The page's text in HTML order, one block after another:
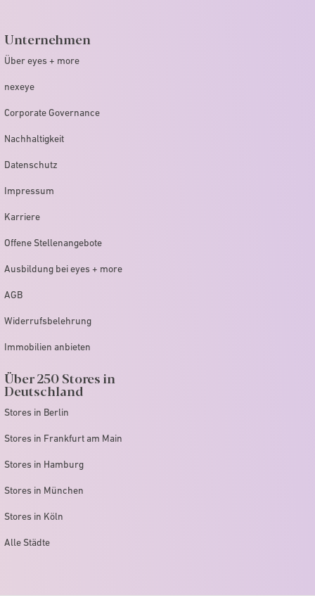
Unternehmen
Über eyes + more
nexeye
Corporate Governance
Nachhaltigkeit
Datenschutz
Impressum
Karriere
Offene Stellenangebote
Ausbildung bei eyes + more
AGB
Widerrufsbelehrung
Immobilien anbieten
Über 250 Stores in
Deutschland
Stores in Berlin
Stores in Frankfurt am Main
Stores in Hamburg
Stores in München
Stores in Köln
Alle Städte